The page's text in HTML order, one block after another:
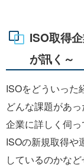
ISO取得
が訊く～
ISOをどういった
どんな課題があ
企業に詳しく伺っ
ISOの新規取得や
しているのかな